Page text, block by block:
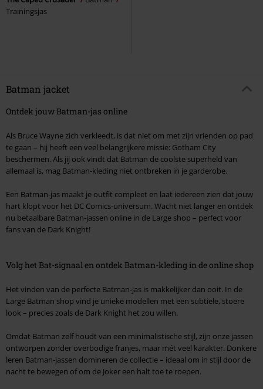
Trainingsjas
Batman jacket
Ontdek jouw Batman-jas online
Als Bruce Wayne zich verkleedt, is dat niet om met zijn vrienden op pad
te gaan – hij heeft een veel belangrijkere missie: Gotham City
beschermen. Als jij ook vindt dat Batman de coolste superheld van
allemaal is, mag Batman-kleding niet ontbreken in je garderobe.
Een Batman-jas maakt je outfit compleet en laat iedereen zien dat jouw
hart klopt voor het DC Comics-universum. Wacht niet langer en ontdek
nu betaalbare Batman-jassen online in de Large shop – perfect voor
fans van de Dark Knight!
Volg het Bat-signaal en ontdek Batman-kleding in de online shop
Het vinden van de perfecte Batman-jas is makkelijker dan ooit. In de
Large Batman shop vind je unieke modellen met een subtiele, stoere
look – precies zoals de Dark Knight het zou willen.
Omdat Batman zelf houdt van een minimalistische stijl, zijn onze jassen
ontworpen zonder overbodige franjes, maar mét veel karakter. Donkere
leren Batman-jassen domineren de collectie – ideaal om in stijl door de
nacht te bewegen of om de Joker een halt toe te roepen.